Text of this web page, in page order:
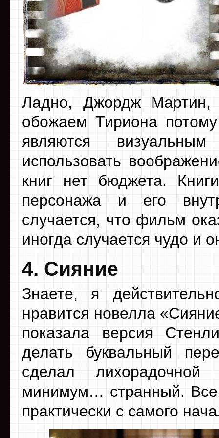
Ладно, Джордж
обожаем Тириона
являются
использовать
книг нет бюджета.
персонажа и его
случается, что фильм
иногда случается чудо и
4. Сияние
Знаете, я
нравится новелла
показала версия
делать буквальный
сделал
минимум… странный. Все
практически с самого